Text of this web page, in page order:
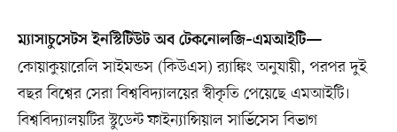
ম্যাসাচুসেটস ইনস্টিটিউট অব টেকনোলজি–এমআইটি—
কোয়াকুয়ারেলি সাইমন্ডস (কিউএস) র‍্যাঙ্কিং অনুযায়ী, পরপর দুই
বছর বিশ্বের সেরা বিশ্ববিদ্যালয়ের স্বীকৃতি পেয়েছে এমআইটি।
বিশ্ববিদ্যালয়টির স্টুডেন্ট ফাইন্যান্সিয়াল সার্ভিসেস বিভাগ